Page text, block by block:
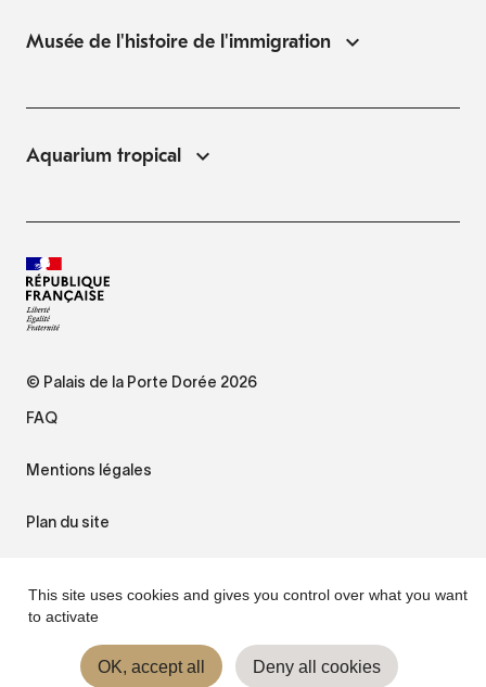
Musée de l'histoire de l'immigration
Aquarium tropical
© Palais de la Porte Dorée 2026
FAQ
Mentions légales
Plan du site
Gestion des cookies
This site uses cookies and gives you control over what you want
to activate
OK, accept all Deny all cookies